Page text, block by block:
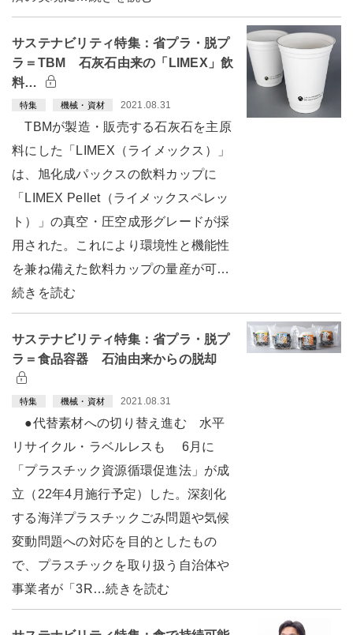
サステナビリティ特集：省プラ・脱プ
ラ＝TBM 石灰石由来の「LIMEX」飲
料…
特集 機械・資材 2021.08.31
TBMが製造・販売する石灰石を主原
料にした「LIMEX（ライメックス）」
は、旭化成パックスの飲料カップに
「LIMEX Pellet（ライメックスペレッ
ト）」の真空・圧空成形グレードが採
用された。これにより環境性と機能性
を兼ね備えた飲料カップの量産が可…
続きを読む
サステナビリティ特集：省プラ・脱プ
ラ＝食品容器 石油由来からの脱却
特集 機械・資材 2021.08.31
●代替素材への切り替え進む 水平
リサイクル・ラベルレスも 6月に
「プラスチック資源循環促進法」が成
立（22年4月施行予定）した。深刻化
する海洋プラスチックごみ問題や気候
変動問題への対応を目的としたもの
で、プラスチックを取り扱う自治体や
事業者が「3R…続きを読む